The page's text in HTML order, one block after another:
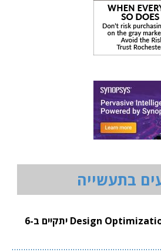
בתעשייה
וובינר סינופסיס ל-Design Optimization יתקיים ב-6